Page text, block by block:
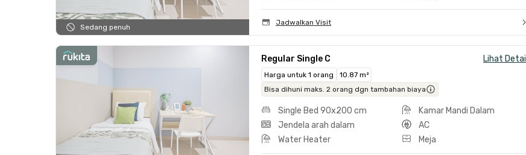
Sedang penuh
Jadwalkan Visit
Regular Single C Lihat Detail
Harga untuk 1 orang
10.87 m²
Bisa dihuni maks. 2 orang dgn tambahan biaya
Single Bed 90x200 cm
Kamar Mandi Dalam
Jendela arah dalam
AC
Water Heater
Meja